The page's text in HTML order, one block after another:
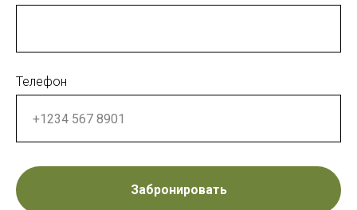
Телефон
Забронировать